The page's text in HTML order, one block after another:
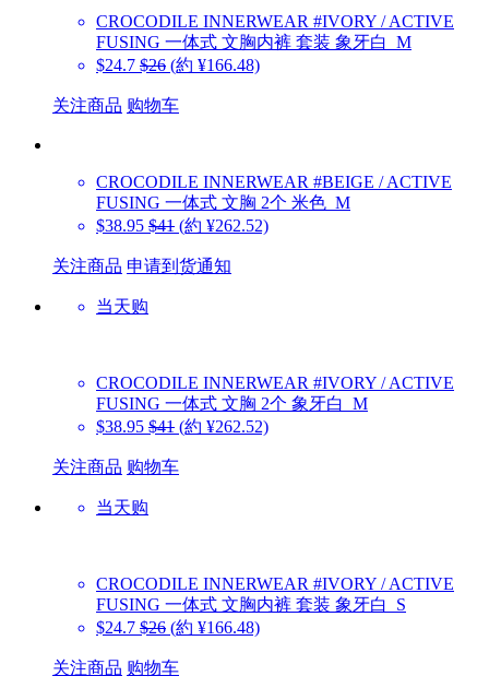
CROCODILE INNERWEAR #IVORY / ACTIVE
FUSING 一体式 文胸内裤 套装 象牙白_M
$24.7 $26 (約 ¥166.48)
关注商品 购物车
CROCODILE INNERWEAR #BEIGE / ACTIVE
FUSING 一体式 文胸 2个 米色_M
$38.95 $41 (約 ¥262.52)
关注商品 申请到货通知
当天购
CROCODILE INNERWEAR #IVORY / ACTIVE
FUSING 一体式 文胸 2个 象牙白_M
$38.95 $41 (約 ¥262.52)
关注商品 购物车
当天购
CROCODILE INNERWEAR #IVORY / ACTIVE
FUSING 一体式 文胸内裤 套装 象牙白_S
$24.7 $26 (約 ¥166.48)
关注商品 购物车